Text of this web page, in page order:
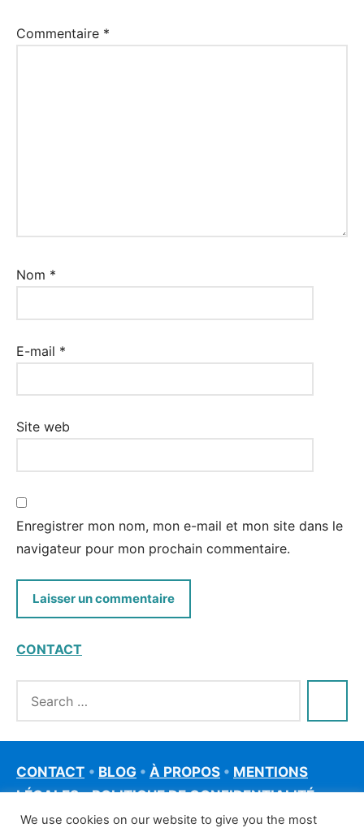
Commentaire *
Nom *
E-mail *
Site web
Enregistrer mon nom, mon e-mail et mon site dans le
navigateur pour mon prochain commentaire.
CONTACT
CONTACT • BLOG • À PROPOS • MENTIONS
LÉGALES•POLITIQUE DE CONFIDENTIALITÉ
We use cookies on our website to give you the most